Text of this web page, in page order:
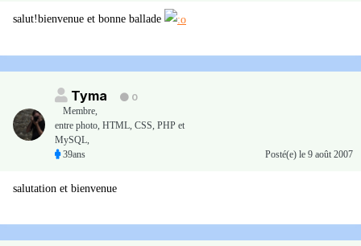
salut!bienvenue et bonne ballade
Tyma
0
Membre,
entre photo, HTML, CSS, PHP et
MySQL,
39ans
Posté(e) le 9 août 2007
salutation et bienvenue